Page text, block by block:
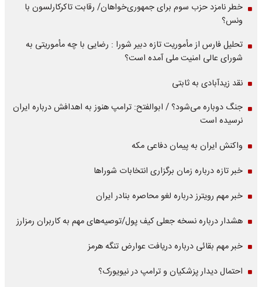
خطر نامزد حزب سوم برای جمهوری‌خواهان/ رقابت تاکرکارلسون با
ونس؟
تحلیل فارس از مأموریت تازه دبیر شورا : رضایی با چه مأموریتی به
شورای عالی امنیت ملی آمده است؟
نقد زیدآبادی به ثابتی
جنگ دوباره می‌شود؟ / ابوالفتح: ترامپ هنوز به اهدافش درباره ایران
نرسیده است
واکنش ایران به پیمان دفاعی مکه
خبر تازه درباره زمان برگزاری انتخابات شوراها
خبر مهم رویترز درباره لغو محاصره بنادر ایران
هشدار درباره نسخه جعلی کیف پول/توصیه‌های مهم به کاربران رمزارز
خبر مهم بقائی درباره دریافت عوارض تنگه هرمز
احتمال دیدار پزشکیان و ترامپ در نیویورک؟